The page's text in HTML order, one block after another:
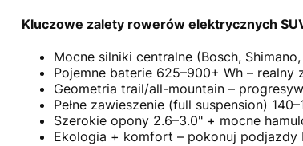
Kluczowe zalety rowerów elektrycznych
Mocne silniki centralne (Bosch,
Pojemne baterie 625–900+ Wh – realny
Geometria trail/all-mountain –
Pełne zawieszenie (full suspension)
Szerokie opony 2.6–3.0" + mocne
Ekologia + komfort – pokonuj